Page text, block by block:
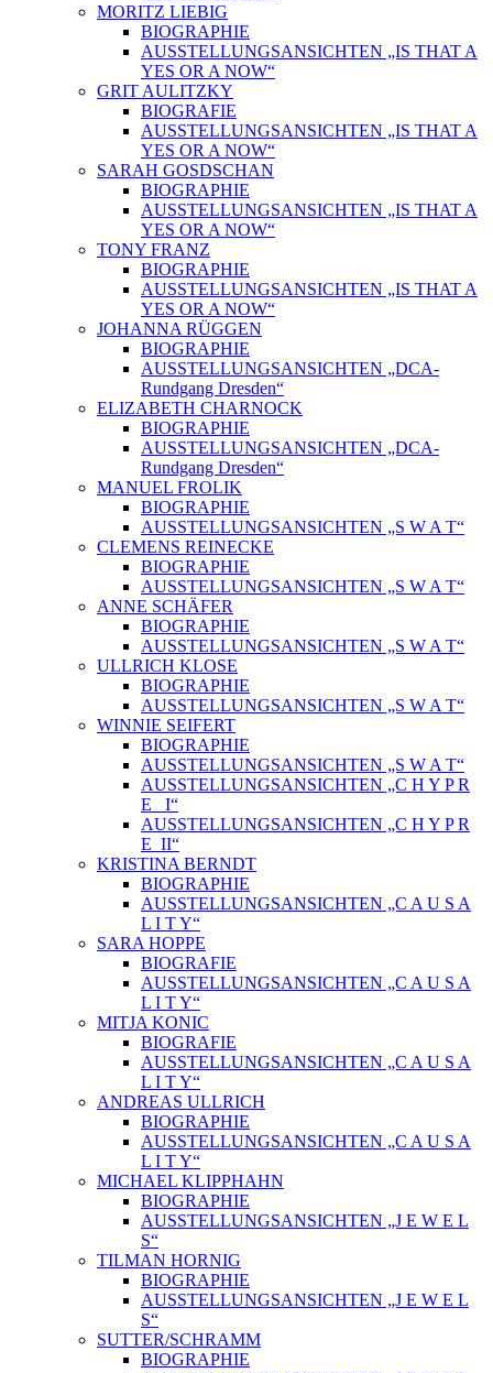
MORITZ LIEBIG
BIOGRAPHIE
AUSSTELLUNGSANSICHTEN „IS THAT A
YES OR A NOW“
GRIT AULITZKY
BIOGRAFIE
AUSSTELLUNGSANSICHTEN „IS THAT A
YES OR A NOW“
SARAH GOSDSCHAN
BIOGRAPHIE
AUSSTELLUNGSANSICHTEN „IS THAT A
YES OR A NOW“
TONY FRANZ
BIOGRAPHIE
AUSSTELLUNGSANSICHTEN „IS THAT A
YES OR A NOW“
JOHANNA RÜGGEN
BIOGRAPHIE
AUSSTELLUNGSANSICHTEN „DCA-
Rundgang Dresden“
ELIZABETH CHARNOCK
BIOGRAPHIE
AUSSTELLUNGSANSICHTEN „DCA-
Rundgang Dresden“
MANUEL FROLIK
BIOGRAPHIE
AUSSTELLUNGSANSICHTEN „S W A T“
CLEMENS REINECKE
BIOGRAPHIE
AUSSTELLUNGSANSICHTEN „S W A T“
ANNE SCHÄFER
BIOGRAPHIE
AUSSTELLUNGSANSICHTEN „S W A T“
ULLRICH KLOSE
BIOGRAPHIE
AUSSTELLUNGSANSICHTEN „S W A T“
WINNIE SEIFERT
BIOGRAPHIE
AUSSTELLUNGSANSICHTEN „S W A T“
AUSSTELLUNGSANSICHTEN „C H Y P R
E_ I“
AUSSTELLUNGSANSICHTEN „C H Y P R
E_II“
KRISTINA BERNDT
BIOGRAPHIE
AUSSTELLUNGSANSICHTEN „C A U S A
L I T Y“
SARA HOPPE
BIOGRAFIE
AUSSTELLUNGSANSICHTEN „C A U S A
L I T Y“
MITJA KONIC
BIOGRAFIE
AUSSTELLUNGSANSICHTEN „C A U S A
L I T Y“
ANDREAS ULLRICH
BIOGRAPHIE
AUSSTELLUNGSANSICHTEN „C A U S A
L I T Y“
MICHAEL KLIPPHAHN
BIOGRAPHIE
AUSSTELLUNGSANSICHTEN „J E W E L
S“
TILMAN HORNIG
BIOGRAPHIE
AUSSTELLUNGSANSICHTEN „J E W E L
S“
SUTTER/SCHRAMM
BIOGRAPHIE